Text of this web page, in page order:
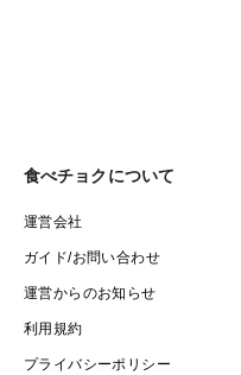
食べチョクについて
運営会社
ガイド/お問い合わせ
運営からのお知らせ
利用規約
プライバシーポリシー